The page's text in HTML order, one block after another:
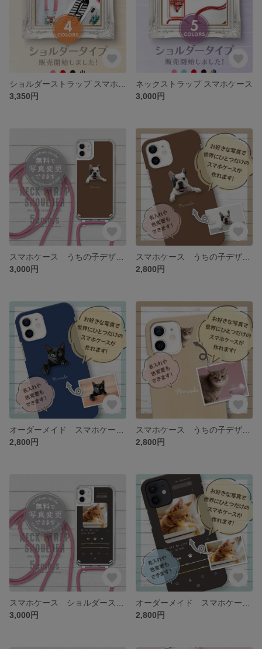
3,350円
ネックストラップ スマホケース
3,000円
3,000円
2,800円
2,800円
2,800円
3,000円
2,800円